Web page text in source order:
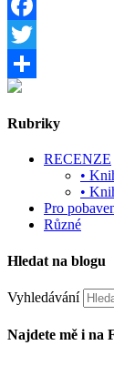
Facebook
Twitter
Share
Rubriky
RECENZE
•
•
Pro
Různé
Hledat na blogu
Vyhledávání
Najdete mě i na